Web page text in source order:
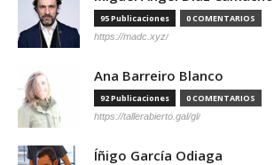
95 Publicaciones 0 COMENTARIOS
https://madc.xyz/
Ana Barreiro Blanco
92 Publicaciones 0 COMENTARIOS
https://tallerabierto.gal/gl/
Íñigo García Odiaga